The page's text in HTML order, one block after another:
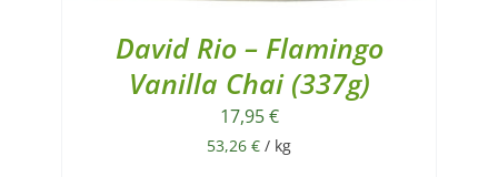
David Rio – Flamingo
Vanilla Chai (337g)
17,95€
53,26 € / kg